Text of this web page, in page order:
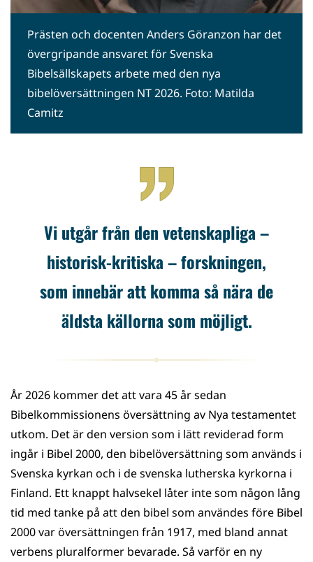
Prästen och docenten Anders Göranzon har det
övergripande ansvaret för Svenska
Bibelsällskapets arbete med den nya
bibelöversättningen NT 2026. Foto: Matilda
Camitz
Vi utgår från den vetenskapliga –
historisk-kritiska – forskningen,
som innebär att komma så nära de
äldsta källorna som möjligt.
År 2026 kommer det att vara 45 år sedan
Bibelkommissionens översättning av Nya testamentet
utkom. Det är den version som i lätt reviderad form
ingår i Bibel 2000, den bibelöversättning som används i
Svenska kyrkan och i de svenska lutherska kyrkorna i
Finland. Ett knappt halvsekel låter inte som någon lång
tid med tanke på att den bibel som användes före Bibel
2000 var översättningen från 1917, med bland annat
verbens pluralformer bevarade. Så varför en ny